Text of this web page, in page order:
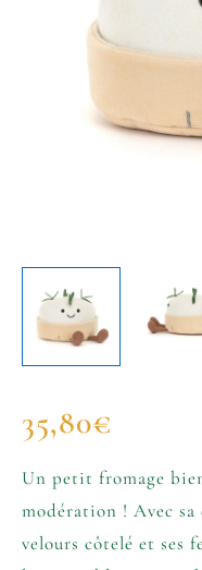
35,80€
Un petit fromage
modération ! Avec sa
velours côtelé et ses